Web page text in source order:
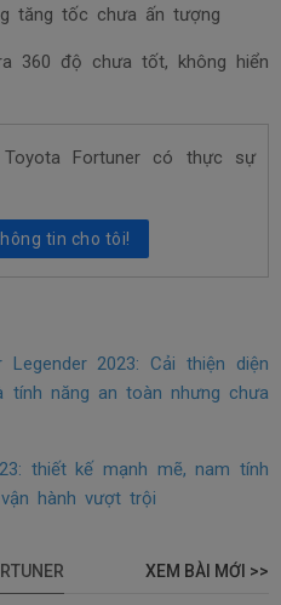
tăng tốc chưa ấn tượng
360 độ chưa tốt, không hiển
Fortuner có thực sự
tin cho tôi!
2023: Cải thiện diện
tính năng an toàn nhưng chưa
thiết kế mạnh mẽ, nam tính
hành vượt trội
XEM BÀI MỚI >>